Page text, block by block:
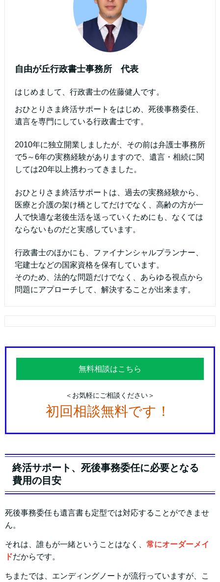
自由が丘行政書士事務所 代表
はじめまして、行政書士の佐藤健人です。
おひとりさま終活サポートをはじめ、死後事務委任、
遺言を専門にしている行政書士です。
2010年に独立開業しましたが、その前は弁護士事務所
で5～6年の実務経験がありますので、遺言・相続に関
しては20年以上携わってきました。
おひとりさま終活サポートは、過去の実務経験から、
医療と介護の架け橋としてだけでなく、高齢の方が一
人で快適な老後生活を送っていくためにも、なくては
ならないものだと実感しています。
行政書士のほかにも、ファイナンシャルプランナー、
宅建士などの国家資格を保有しています。
そのため、法的な問題だけでなく、あらゆる視点から
問題にアプローチして、解決することが出来ます。
無料相談はこちら
＜お気軽にご相談ください＞
初回相談無料です！
終活サポート、死後事務委任に必要となる
費用の目安
死後事務委任も遺言書も定型では対応することができませ
ん。
それは、誰もが一緒ということはなく、 常にオーダーメイ
ドだからです。
ちまたでは、エンディングノートが流行っていますが、こ